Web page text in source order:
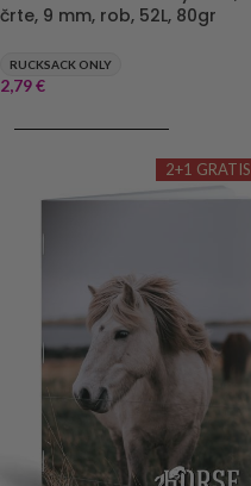
črte, 9 mm, rob, 52L, 80gr
RUCKSACK ONLY
2,79€
2+1 GRATIS